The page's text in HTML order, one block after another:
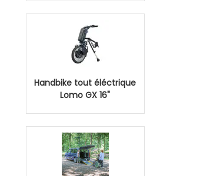
Handbike tout éléctrique
Lomo GX 16"